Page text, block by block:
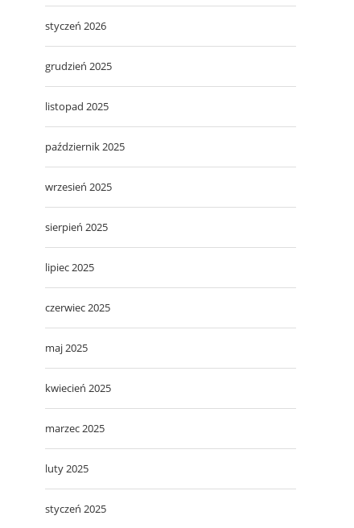
styczeń 2026
grudzień 2025
listopad 2025
październik 2025
wrzesień 2025
sierpień 2025
lipiec 2025
czerwiec 2025
maj 2025
kwiecień 2025
marzec 2025
luty 2025
styczeń 2025